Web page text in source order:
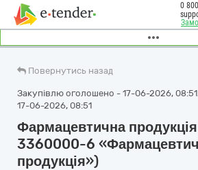
0
Повернутись назад
Закупівлю оголошено - 17-06-2026,
17-06-2026, 08:51
Фармацевтична
3360000-6
продукція»)